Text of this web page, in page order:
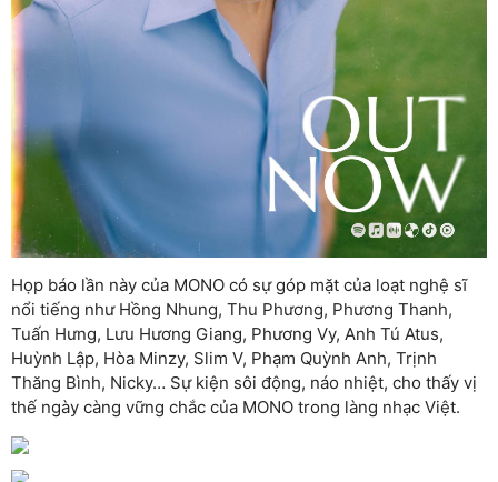
Họp báo lần này của MONO có sự góp mặt của loạt nghệ sĩ
nổi tiếng như Hồng Nhung, Thu Phương, Phương Thanh,
Tuấn Hưng, Lưu Hương Giang, Phương Vy, Anh Tú Atus,
Huỳnh Lập, Hòa Minzy, Slim V, Phạm Quỳnh Anh, Trịnh
Thăng Bình, Nicky… Sự kiện sôi động, náo nhiệt, cho thấy vị
thế ngày càng vững chắc của MONO trong làng nhạc Việt.